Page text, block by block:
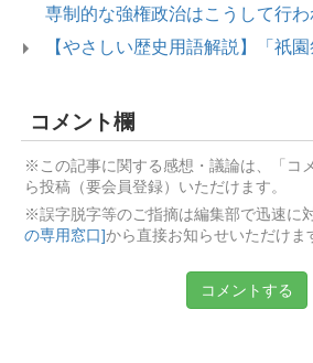
専制的な強権政治はこうして行わ
【やさしい歴史用語解説】「祇園
コメント欄
※この記事に関する感想・議論は、「コ
ら投稿（要会員登録）いただけます。
※誤字脱字等のご指摘は編集部で迅速に
の専用窓口]から直接お知らせいただけま
コメントする